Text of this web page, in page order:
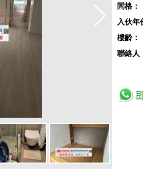
間格：
入伙年
樓齡：
聯絡人